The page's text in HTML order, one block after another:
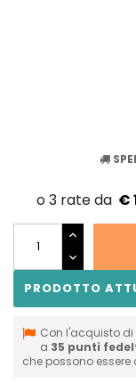
€
PRODOTTO
Con l'acquisto
a 35 punti
che possono